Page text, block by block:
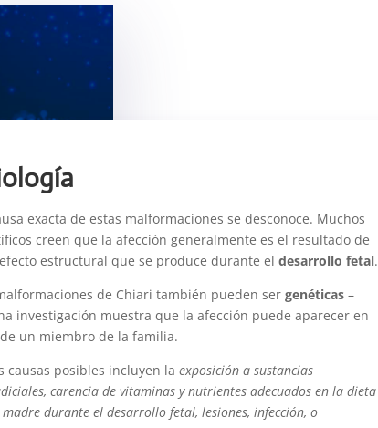
exacta de estas malformaciones se desconoce. Muchos
creen que la afección generalmente es el resultado de
estructural que se produce durante el desarrollo fetal.
de Chiari también pueden ser genéticas–
investigación muestra que la afección puede aparecer en
un miembro de la familia.
causas posibles incluyen la exposición a sustancias
carencia de vitaminas y nutrientes adecuados en la dieta
durante el desarrollo fetal, lesiones, infección, o